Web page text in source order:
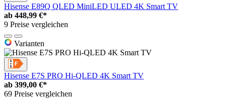
Hisense E89Q QLED MiniLED ULED 4K Smart TV
ab 448,99 €*
9 Preise vergleichen
Varianten
Hisense E7S PRO Hi-QLED 4K Smart TV
ab 399,00 €*
69 Preise vergleichen